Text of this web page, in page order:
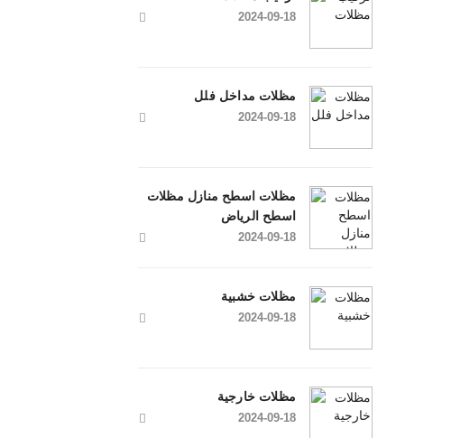
2024-09-18
مظلات مداخل فلل
2024-09-18
مظلات اسطح منازل مظلات
اسطح الرياض
2024-09-18
مظلات خشبية
2024-09-18
مظلات خارجية
2024-09-18